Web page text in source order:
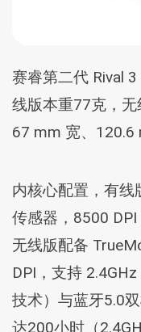
赛睿第二代 Rival
线版本重77克，
67 mm 宽、120.6
内核心配置，有线
传感器，8500
无线版配备
DPI，支持
技术）与蓝牙5.0
达200小时（